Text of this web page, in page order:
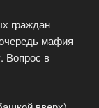
граждан
мафия
Вопрос в